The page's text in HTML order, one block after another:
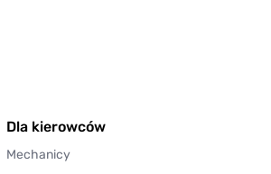
Dla kierowców
Mechanicy